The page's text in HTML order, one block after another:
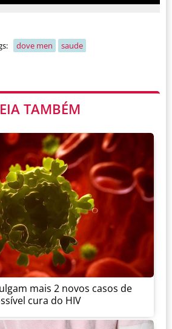
dove men saude
TAMBÉM
mais 2 novos casos de
cura do HIV